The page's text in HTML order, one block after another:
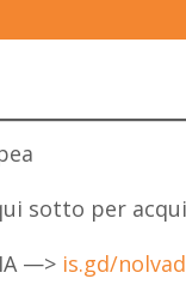
sotto per
—> is.gd/